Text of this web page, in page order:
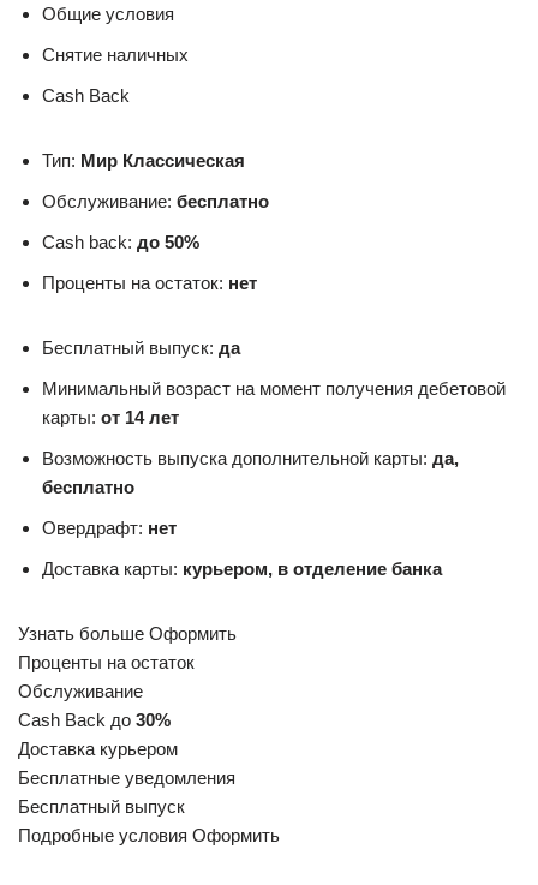
Общие условия
Снятие наличных
Cash Back
Тип: Мир Классическая
Обслуживание: бесплатно
Cash back: до 50%
Проценты на остаток: нет
Бесплатный выпуск: да
Минимальный возраст на момент получения дебетовой
карты: от 14 лет
Возможность выпуска дополнительной карты: да,
бесплатно
Овердрафт: нет
Доставка карты: курьером, в отделение банка
Узнать больше Оформить
Проценты на остаток
Обслуживание
Cash Back до 30%
Доставка курьером
Бесплатные уведомления
Бесплатный выпуск
Подробные условия Оформить